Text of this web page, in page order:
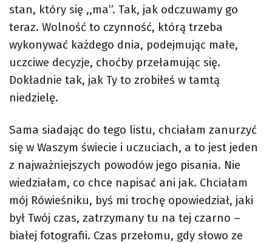
stan, który się ,,ma”. Tak, jak odczuwamy go
teraz. Wolność to czynność, którą trzeba
wykonywać każdego dnia, podejmując małe,
uczciwe decyzje, choćby przełamując się.
Dokładnie tak, jak Ty to zrobiłeś w tamtą
niedzielę.
Sama siadając do tego listu, chciałam zanurzyć
się w Waszym świecie i uczuciach, a to jest jeden
z najważniejszych powodów jego pisania. Nie
wiedziałam, co chce napisać ani jak. Chciałam
mój Rówieśniku, byś mi trochę opowiedział, jaki
był Twój czas, zatrzymany tu na tej czarno –
białej fotografii. Czas przełomu, gdy słowo ze